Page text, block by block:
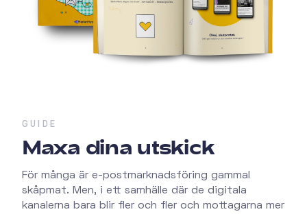
GUIDE
Maxa dina utskick
För många är e-postmarknadsföring gammal
skåpmat. Men, i ett samhälle där de digitala
kanalerna bara blir fler och fler och mottagarna mer